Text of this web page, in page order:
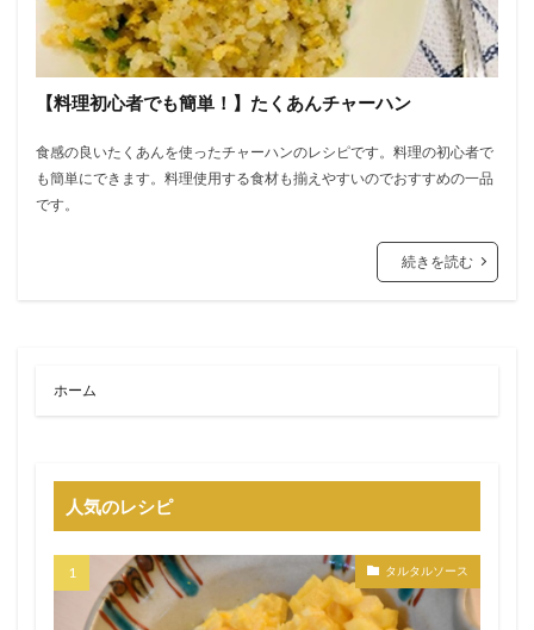
【料理初心者でも簡単！】たくあんチャーハン
食感の良いたくあんを使ったチャーハンのレシピです。料理の初心者で
も簡単にできます。料理使用する食材も揃えやすいのでおすすめの一品
です。
続きを読む
ホーム
人気のレシピ
タルタルソース